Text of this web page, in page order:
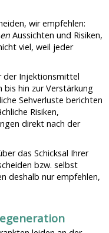
wir empfehlen:
Aussichten und Risiken,
viel, weil jeder
der Injektionsmittel
bis hin zur Verstärkung
Sehverluste berichten
Risiken,
direkt nach der
das Schicksal Ihrer
bzw. selbst
deshalb nur empfehlen,